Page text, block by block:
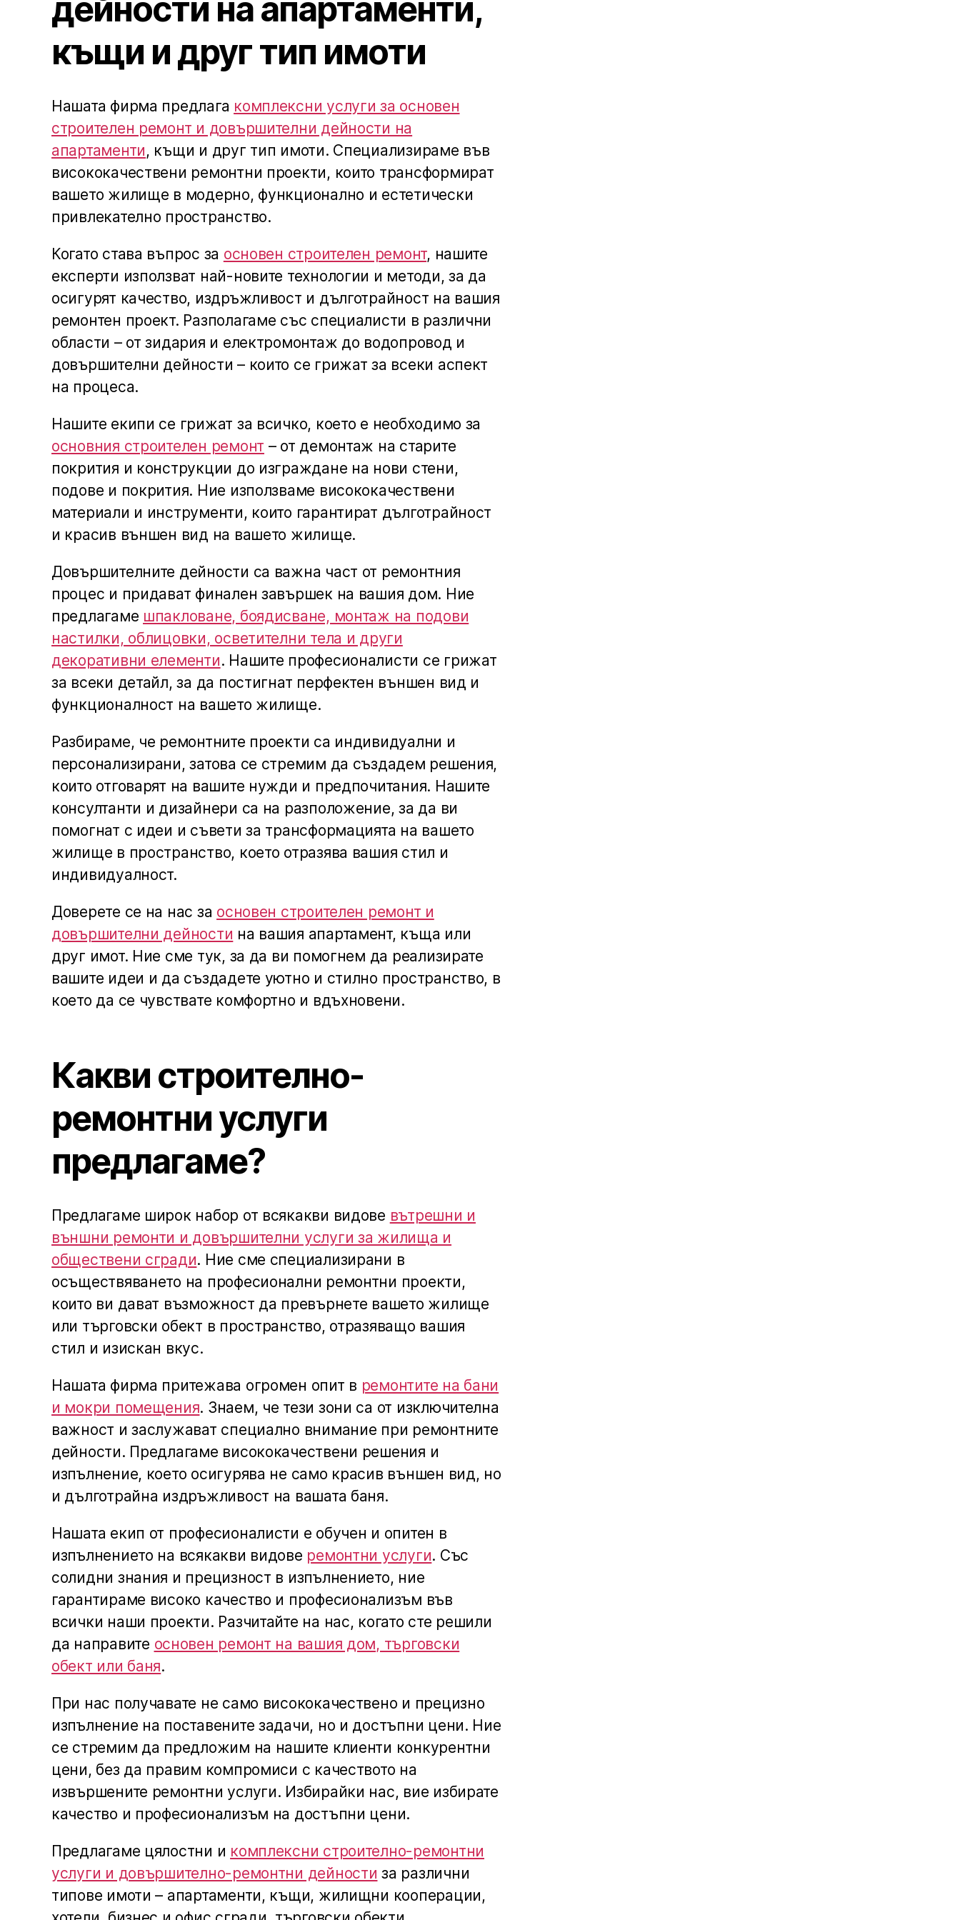
дейности на апартаменти,
къщи и друг тип имоти
Нашата фирма предлага комплексни услуги за основен
строителен ремонт и довършителни дейности на
апартаменти, къщи и друг тип имоти. Специализираме във
висококачествени ремонтни проекти, които трансформират
вашето жилище в модерно, функционално и естетически
привлекателно пространство.
Когато става въпрос за основен строителен ремонт, нашите
експерти използват най-новите технологии и методи, за да
осигурят качество, издръжливост и дълготрайност на вашия
ремонтен проект. Разполагаме със специалисти в различни
области – от зидария и електромонтаж до водопровод и
довършителни дейности – които се грижат за всеки аспект
на процеса.
Нашите екипи се грижат за всичко, което е необходимо за
основния строителен ремонт – от демонтаж на старите
покрития и конструкции до изграждане на нови стени,
подове и покрития. Ние използваме висококачествени
материали и инструменти, които гарантират дълготрайност
и красив външен вид на вашето жилище.
Довършителните дейности са важна част от ремонтния
процес и придават финален завършек на вашия дом. Ние
предлагаме шпакловане, боядисване, монтаж на подови
настилки, облицовки, осветителни тела и други
декоративни елементи. Нашите професионалисти се грижат
за всеки детайл, за да постигнат перфектен външен вид и
функционалност на вашето жилище.
Разбираме, че ремонтните проекти са индивидуални и
персонализирани, затова се стремим да създадем решения,
които отговарят на вашите нужди и предпочитания. Нашите
консултанти и дизайнери са на разположение, за да ви
помогнат с идеи и съвети за трансформацията на вашето
жилище в пространство, което отразява вашия стил и
индивидуалност.
Доверете се на нас за основен строителен ремонт и
довършителни дейности на вашия апартамент, къща или
друг имот. Ние сме тук, за да ви помогнем да реализирате
вашите идеи и да създадете уютно и стилно пространство, в
което да се чувствате комфортно и вдъхновени.
Какви строително-
ремонтни услуги
предлагаме?
Предлагаме широк набор от всякакви видове вътрешни и
външни ремонти и довършителни услуги за жилища и
обществени сгради. Ние сме специализирани в
осъществяването на професионални ремонтни проекти,
които ви дават възможност да превърнете вашето жилище
или търговски обект в пространство, отразяващо вашия
стил и изискан вкус.
Нашата фирма притежава огромен опит в ремонтите на бани
и мокри помещения. Знаем, че тези зони са от изключителна
важност и заслужават специално внимание при ремонтните
дейности. Предлагаме висококачествени решения и
изпълнение, което осигурява не само красив външен вид, но
и дълготрайна издръжливост на вашата баня.
Нашата екип от професионалисти е обучен и опитен в
изпълнението на всякакви видове ремонтни услуги. Със
солидни знания и прецизност в изпълнението, ние
гарантираме високо качество и професионализъм във
всички наши проекти. Разчитайте на нас, когато сте решили
да направите основен ремонт на вашия дом, търговски
обект или баня.
При нас получавате не само висококачествено и прецизно
изпълнение на поставените задачи, но и достъпни цени. Ние
се стремим да предложим на нашите клиенти конкурентни
цени, без да правим компромиси с качеството на
извършените ремонтни услуги. Избирайки нас, вие избирате
качество и професионализъм на достъпни цени.
Предлагаме цялостни и комплексни строително-ремонтни
услуги и довършително-ремонтни дейности за различни
типове имоти – апартаменти, къщи, жилищни кооперации,